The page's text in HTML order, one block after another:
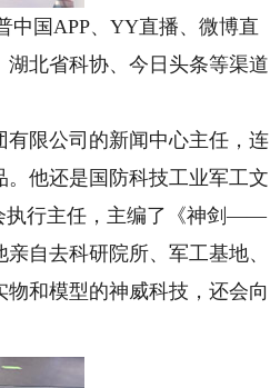
国APP、YY直播、微博直
北省科协、今日头条等渠道
限公司的新闻中心主任，连
他还是国防科技工业军工文
执行主任，主编了《神剑——
自去科研院所、军工基地、
和模型的神威科技，还会向